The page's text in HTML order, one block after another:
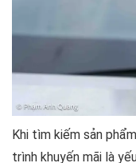
Khi tìm kiếm sản
trình khuyến mãi là